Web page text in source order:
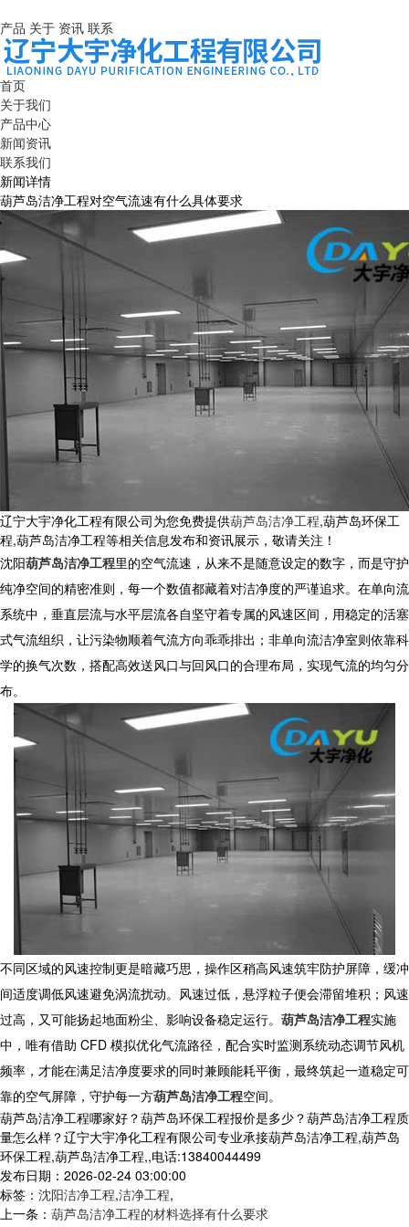
产品 关于 资讯 联系
首页
关于我们
产品中心
新闻资讯
联系我们
新闻详情
葫芦岛洁净工程对空气流速有什么具体要求
辽宁大宇净化工程有限公司为您免费提供葫芦岛洁净工程,葫芦岛环保工
程,葫芦岛洁净工程等相关信息发布和资讯展示，敬请关注！
沈阳葫芦岛洁净工程里的空气流速，从来不是随意设定的数字，而是守护
纯净空间的精密准则，每一个数值都藏着对洁净度的严谨追求。在单向流
系统中，垂直层流与水平层流各自坚守着专属的风速区间，用稳定的活塞
式气流组织，让污染物顺着气流方向乖乖排出；非单向流洁净室则依靠科
学的换气次数，搭配高效送风口与回风口的合理布局，实现气流的均匀分
布。
不同区域的风速控制更是暗藏巧思，操作区稍高风速筑牢防护屏障，缓冲
间适度调低风速避免涡流扰动。风速过低，悬浮粒子便会滞留堆积；风速
过高，又可能扬起地面粉尘、影响设备稳定运行。 葫芦岛洁净工程实施
中，唯有借助 CFD 模拟优化气流路径，配合实时监测系统动态调节风机
频率，才能在满足洁净度要求的同时兼顾能耗平衡，最终筑起一道稳定可
靠的空气屏障，守护每一方葫芦岛洁净工程空间。
葫芦岛洁净工程哪家好？葫芦岛环保工程报价是多少？葫芦岛洁净工程质
量怎么样？辽宁大宇净化工程有限公司专业承接葫芦岛洁净工程,葫芦岛
环保工程,葫芦岛洁净工程,,电话:13840044499
发布日期：2026-02-24 03:00:00
标签： 沈阳洁净工程,洁净工程,
上一条： 葫芦岛洁净工程的材料选择有什么要求